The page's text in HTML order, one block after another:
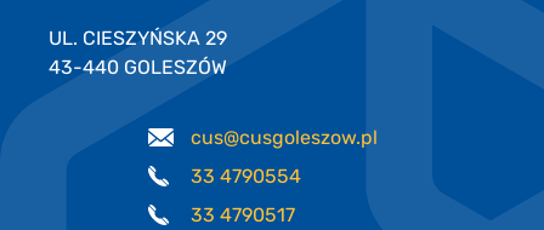
UL. CIESZYŃSKA 29
43-440 GOLESZÓW
cus@cusgoleszow.pl
33 4790554
33 4790517